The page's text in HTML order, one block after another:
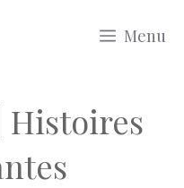
Menu
Histoires